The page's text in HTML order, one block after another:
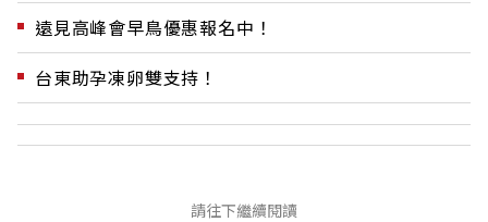
遠見高峰會早鳥優惠報名中！
台東助孕凍卵雙支持！
請往下繼續閱讀